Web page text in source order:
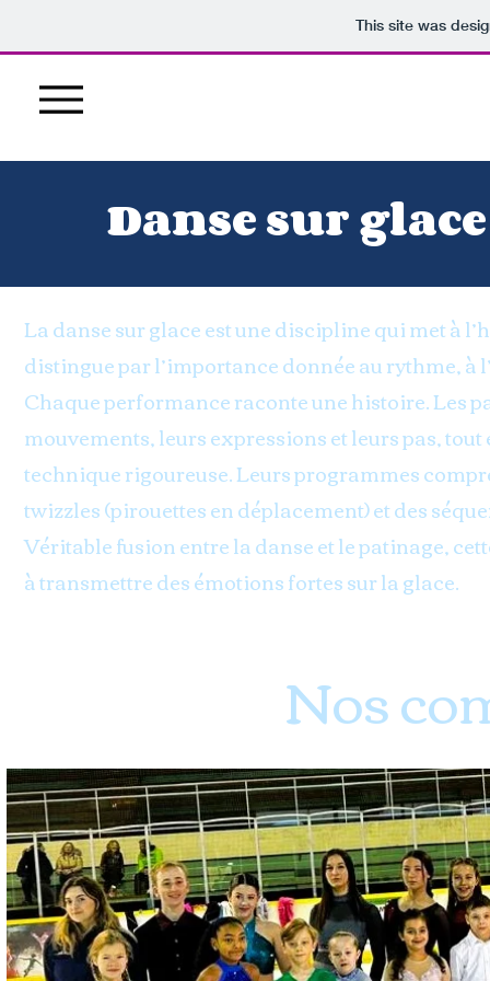
This site was
Danse sur glace
La danse sur glace est une discipline qui met à
distingue par l’importance donnée au rythme, à
Chaque performance raconte une histoire. Les
mouvements, leurs expressions et leurs pas,
technique rigoureuse. Leurs programmes
twizzles (pirouettes en déplacement) et des
Véritable fusion entre la danse et le patinage,
à transmettre des émotions fortes sur la glace.
Nos